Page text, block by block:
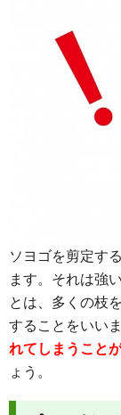
ソヨゴを剪定す
ます。それは強
とは、多くの枝
することをいい
れてしまうこと
ょう。